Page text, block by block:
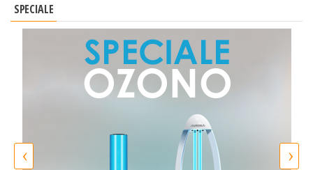
SPECIALE
‹ ›